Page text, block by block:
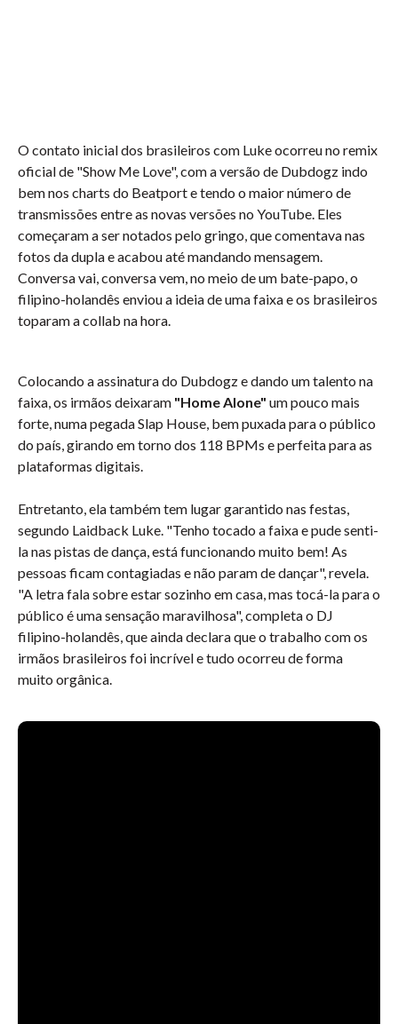
O contato inicial dos brasileiros com Luke ocorreu no remix
oficial de "Show Me Love", com a versão de Dubdogz indo
bem nos charts do Beatport e tendo o maior número de
transmissões entre as novas versões no YouTube. Eles
começaram a ser notados pelo gringo, que comentava nas
fotos da dupla e acabou até mandando mensagem.
Conversa vai, conversa vem, no meio de um bate-papo, o
filipino-holandês enviou a ideia de uma faixa e os brasileiros
toparam a collab na hora.
Colocando a assinatura do Dubdogz e dando um talento na
faixa, os irmãos deixaram "Home Alone" um pouco mais
forte, numa pegada Slap House, bem puxada para o público
do país, girando em torno dos 118 BPMs e perfeita para as
plataformas digitais.
Entretanto, ela também tem lugar garantido nas festas,
segundo Laidback Luke. "Tenho tocado a faixa e pude senti-
la nas pistas de dança, está funcionando muito bem! As
pessoas ficam contagiadas e não param de dançar", revela.
"A letra fala sobre estar sozinho em casa, mas tocá-la para o
público é uma sensação maravilhosa", completa o DJ
filipino-holandês, que ainda declara que o trabalho com os
irmãos brasileiros foi incrível e tudo ocorreu de forma
muito orgânica.